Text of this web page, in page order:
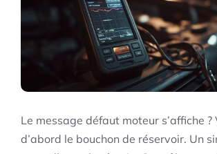
Le message défaut moteur s’affiche ?
d’abord le bouchon de réservoir. Un